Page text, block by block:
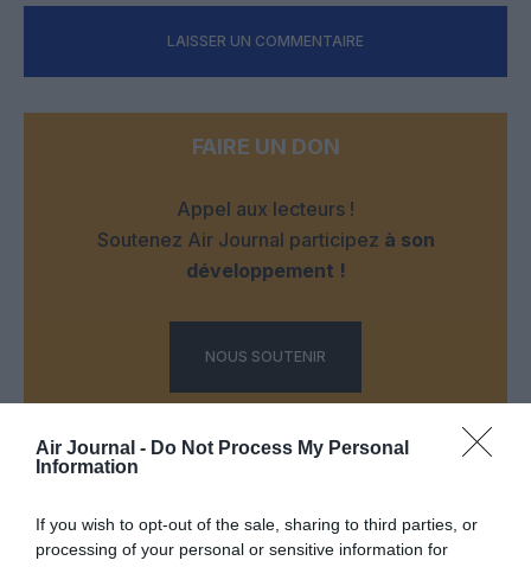
Air Journal - Do Not Process My Personal
Information
If you wish to opt-out of the sale, sharing to third parties, or
processing of your personal or sensitive information for
LAISSER UN COMMENTAIRE
FAIRE UN DON
Appel aux lecteurs !
Soutenez Air Journal participez à son
développement !
NOUS SOUTENIR
DERNIERS COMMENTAIRES